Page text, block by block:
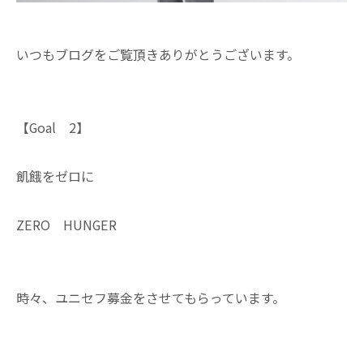
いつもブログをご覧頂きありがとうございます。
【Goal 2】
飢餓をゼロに
ZERO HUNGER
時々、ユニセフ募金をさせてもらっています。